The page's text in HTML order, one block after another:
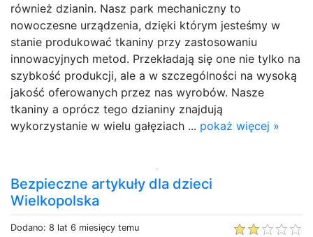
również dzianin. Nasz park mechaniczny to
nowoczesne urządzenia, dzięki którym jesteśmy w
stanie produkować tkaniny przy zastosowaniu
innowacyjnych metod. Przekładają się one nie tylko na
szybkość produkcji, ale a w szczególności na wysoką
jakość oferowanych przez nas wyrobów. Nasze
tkaniny a oprócz tego dzianiny znajdują
wykorzystanie w wielu gałęziach ... pokaż więcej »
Bezpieczne artykuły dla dzieci
Wielkopolska
Dodano: 8 lat 6 miesięcy temu